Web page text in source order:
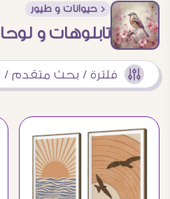
< حيوانات و طيور
تابلوهات و
فلترة / بحث متقدم /